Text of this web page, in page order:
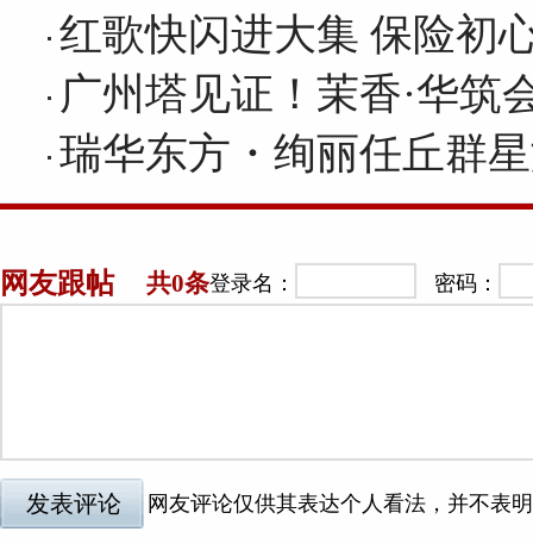
红歌快闪进大集 保险
广州塔见证！茉香·华筑
瑞华东方・绚丽任丘群